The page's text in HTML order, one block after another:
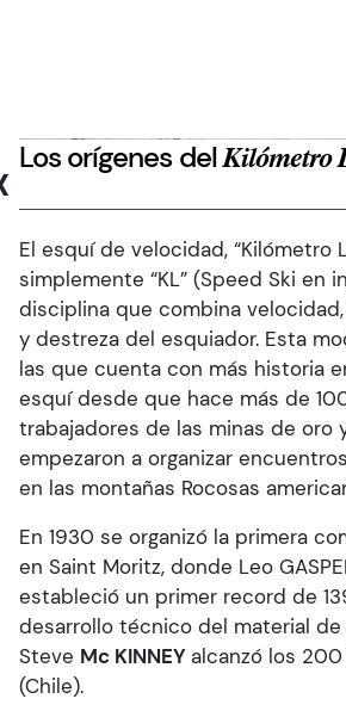
Los orígenes delKilómetro
El esquí de velocidad, “Kilómetro
simplemente “KL” (Speed Ski en
disciplina que combina
y destreza del esquiador. Esta
las que cuenta con más historia
esquí desde que hace más de
trabajadores de las minas de oro
empezaron a organizar
en las montañas Rocosas
En 1930 se organizó la primera
en Saint Moritz, donde Leo
estableció un primer record de
desarrollo técnico del material de
Steve Mc KINNEYalcanzó los
(Chile).